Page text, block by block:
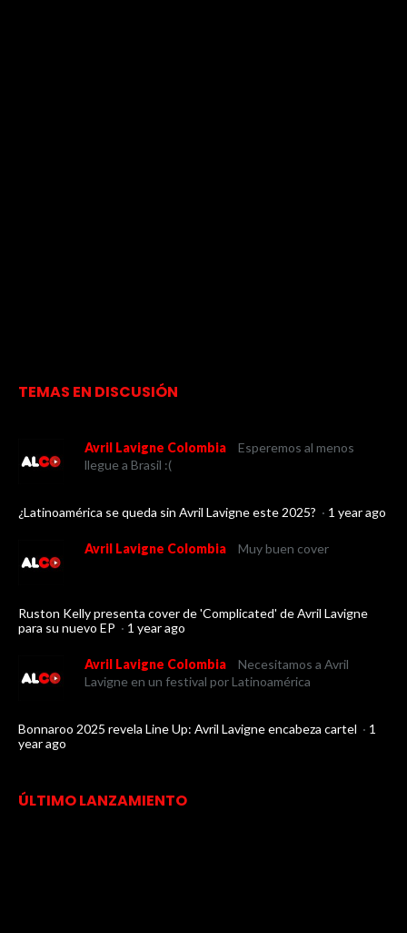
TEMAS EN DISCUSIÓN
Avril Lavigne Colombia
Esperemos al menos
llegue a Brasil :(
¿Latinoamérica se queda sin Avril Lavigne este 2025? · 1 year ago
Avril Lavigne Colombia Muy buen cover
Ruston Kelly presenta cover de 'Complicated' de Avril Lavigne
para su nuevo EP · 1 year ago
Avril Lavigne Colombia
Necesitamos a Avril
Lavigne en un festival por Latinoamérica
Bonnaroo 2025 revela Line Up: Avril Lavigne encabeza cartel · 1
year ago
ÚLTIMO LANZAMIENTO